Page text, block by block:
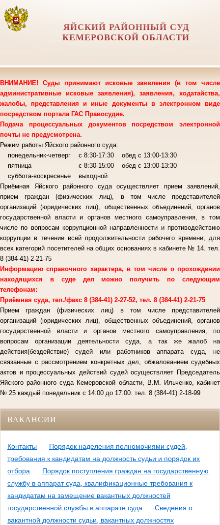
ЯЙСКИЙ РАЙОННЫЙ СУД
КЕМЕРОВСКОЙ ОБЛАСТИ
ВНИМАНИЕ! Суды принимают исковые заявления (в том числе
административные исковые заявления), заявления, ходатайства,
жалобы, представления и иные документы в электронном виде
посредством портала ГАС Правосудие.
Подача процессуальных документов посредством электронной
почты не предусмотрена.
Режим работы Яйского районного суда:
понедельник-четверг с 8:30-17:30 обед с 13:00-13:30
пятница с 8:30-15:00 обед с 13:00-13:30
суббота-воскресенье выходной
Приёмная Яйского районного суда осуществляет прием заявлений,
прием граждан (физических лиц), в том числе представителей
организаций (юридических лиц), общественных объединений, органов
государственной власти и органов местного самоуправления, в том
числе по вопросам коррупционной направленности и противодействию
коррупции в течение всей продолжительности рабочего времени, для
всех категорий посетителей на общих основаниях в кабинете № 14. тел.
8 (384-41) 2-21-75
Информацию справочного характера, в том числе о прохождении
находящихся в суде дел можно получить по следующим
телефонам:
Приёмная суда, тел./факс 8 (384-41) 2-27-52, тел. 8 (384-41) 2-21-75
Прием граждан (физических лиц) в том числе представителей
организаций (юридических лиц), общественных объединений, органов
государственной власти и органов местного самоуправления, по
вопросам организации деятельности суда, а так же жалоб на
действия(бездействие) судей или работников аппарата суда, не
связанные с рассмотрением конкретных дел, обжалованием судебных
актов и процессуальных действий судей осуществляет Председатель
Яйского районного суда Кемеровской области, В.М. Ильченко, кабинет
№ 25 каждый понедельник с 14:00 до 17:00. тел. 8 (384-41) 2-18-99
ВАКАНСИИ
Контакты
Порядок наделения полномочиями судей,
требования к кандидатам на должность судьи и порядок их
отбора
Порядок поступления граждан на государственную
службу в аппарат суда, квалификационные требования к
кандидатам на замещение вакантных должностей
государственной службы в аппарате суда
Сведения о
вакантной должности судьи, вакантных должностях